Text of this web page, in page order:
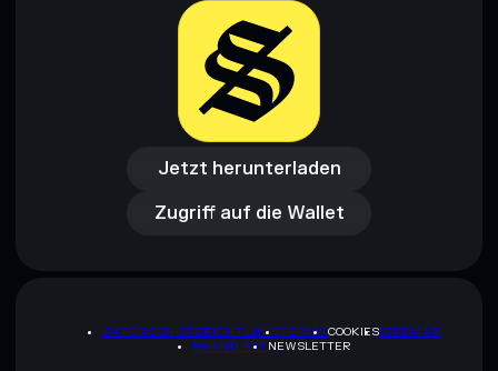
Jetzt herunterladen
Jetzt herunterladen
Zugriff auf die Wallet
Zugriff auf die Wallet
DATENSCHUTZRICHTLINIETERMSCOOKIESSITEMAP
BRAND-KITNEWSLETTER